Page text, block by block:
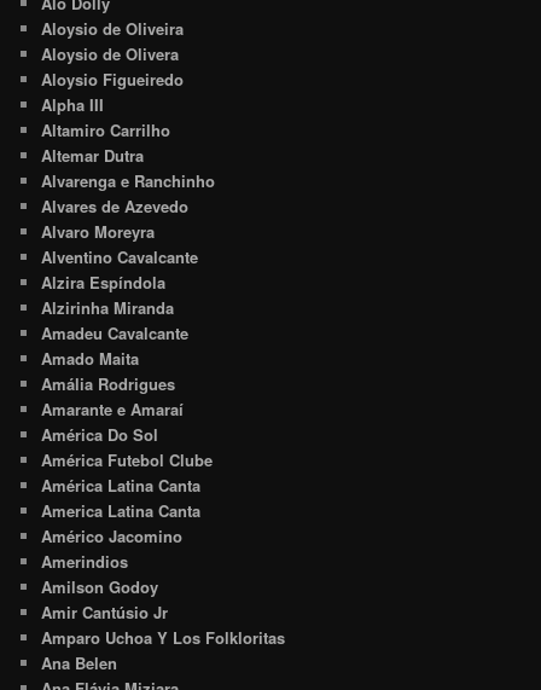
Aloysio de Oliveira
Aloysio de Olivera
Aloysio Figueiredo
Alpha III
Altamiro Carrilho
Altemar Dutra
Alvarenga e Ranchinho
Alvares de Azevedo
Alvaro Moreyra
Alventino Cavalcante
Alzira Espíndola
Alzirinha Miranda
Amadeu Cavalcante
Amado Maita
Amália Rodrigues
Amarante e Amaraí
América Do Sol
América Futebol Clube
América Latina Canta
America Latina Canta
Américo Jacomino
Amerindios
Amilson Godoy
Amir Cantúsio Jr
Amparo Uchoa Y Los Folkloritas
Ana Belen